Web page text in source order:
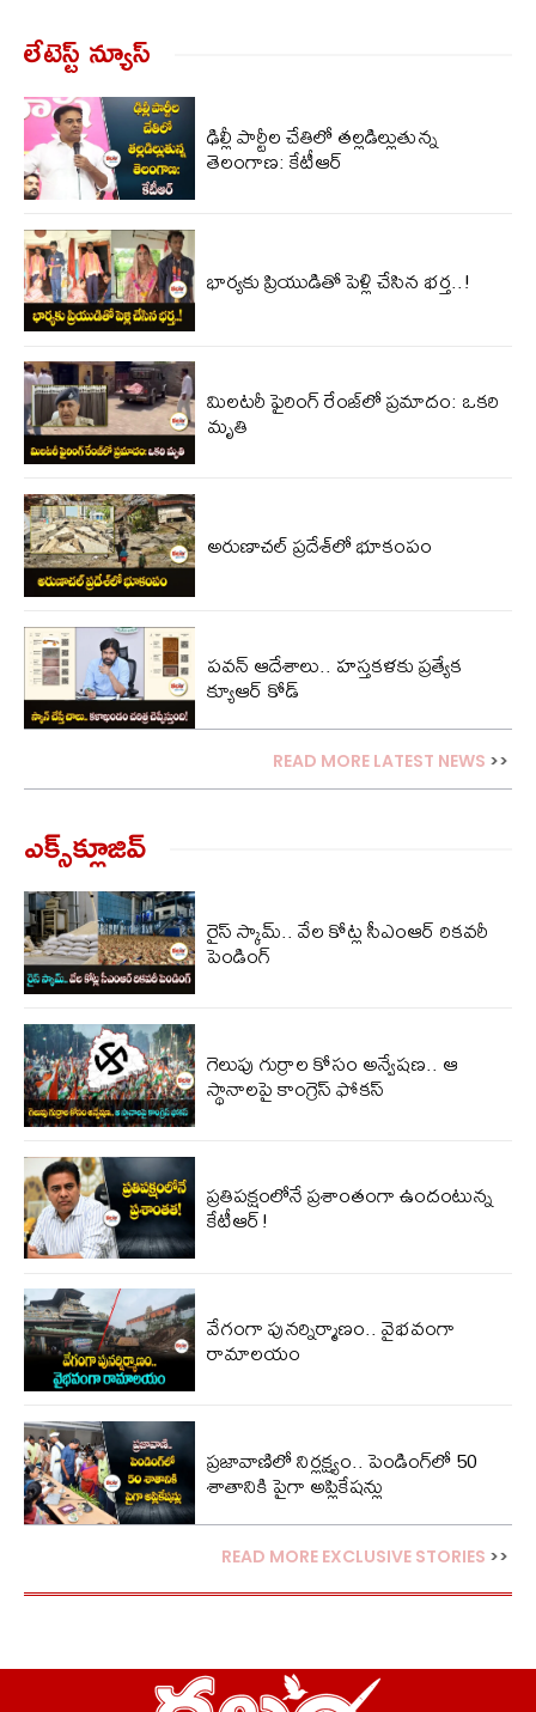
లేటెస్ట్ న్యూస్‌
ఢిల్లీ పార్టీల చేతిలో తల్లడిల్లుతున్న
తెలంగాణ: కేటీఆర్
భార్యకు ప్రియుడితో పెళ్లి చేసిన భ‌ర్త‌..!
మిలటరీ ఫైరింగ్ రేంజ్‌లో ప్రమాదం: ఒకరి
మృతి
అరుణాచల్ ప్రదేశ్‌లో భూకంపం
పవన్ ఆదేశాలు.. హస్తకళకు ప్రత్యేక
క్యూఆర్ కోడ్
READ MORE LATEST NEWS >>
ఎక్స్‌క్లూజివ్‌
రైస్ స్కామ్.. వేల కోట్ల‌ సీఎంఆర్ రికవరీ
పెండింగ్
గెలుపు గుర్రాల కోసం అన్వేషణ.. ఆ
స్థానాలపై కాంగ్రెస్ ఫోకస్
ప్ర‌తిప‌క్షంలోనే ప్ర‌శాంతంగా ఉందంటున్న
కేటీఆర్!
వేగంగా పునర్నిర్మాణం.. వైభవంగా
రామాలయం
ప్రజావాణిలో నిర్లక్ష్యం.. పెండింగ్‌లో 50
శాతానికి పైగా అప్లికేషన్లు
READ MORE EXCLUSIVE STORIES >>